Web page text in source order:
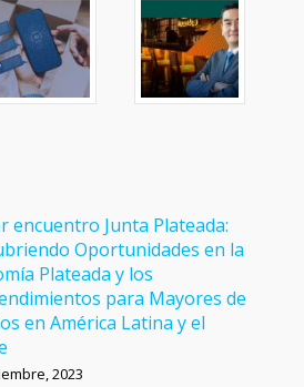
encuentro Junta Plateada:
Oportunidades en la
Plateada y los
para Mayores de
en América Latina y el
2023